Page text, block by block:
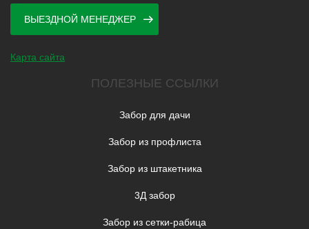
ВЫЕЗДНОЙ МЕНЕДЖЕР
Карта сайта
ПОЛЕЗНЫЕ ССЫЛКИ
Забор для дачи
Забор из профлиста
Забор из штакетника
3Д забор
Забор из сетки-рабица